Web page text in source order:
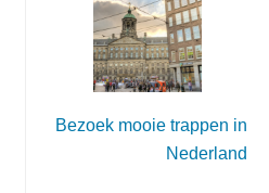
Bezoek mooie trappen in
Nederland